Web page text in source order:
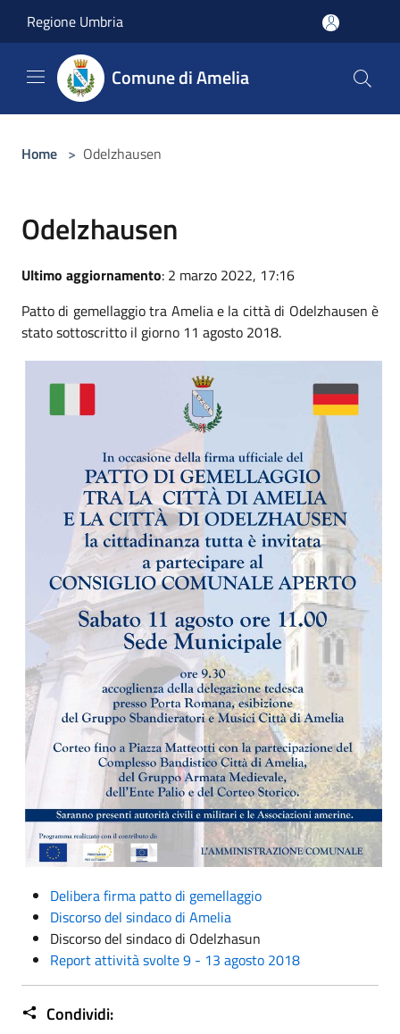
Regione Umbria
Comune di Amelia
Home > Odelzhausen
Odelzhausen
Ultimo aggiornamento: 2 marzo 2022, 17:16
Patto di gemellaggio tra Amelia e la città di Odelzhausen è
stato sottoscritto il giorno 11 agosto 2018.
Delibera firma patto di gemellaggio
Discorso del sindaco di Amelia
Discorso del sindaco di Odelzhasun
Report attività svolte 9 - 13 agosto 2018
Condividi: